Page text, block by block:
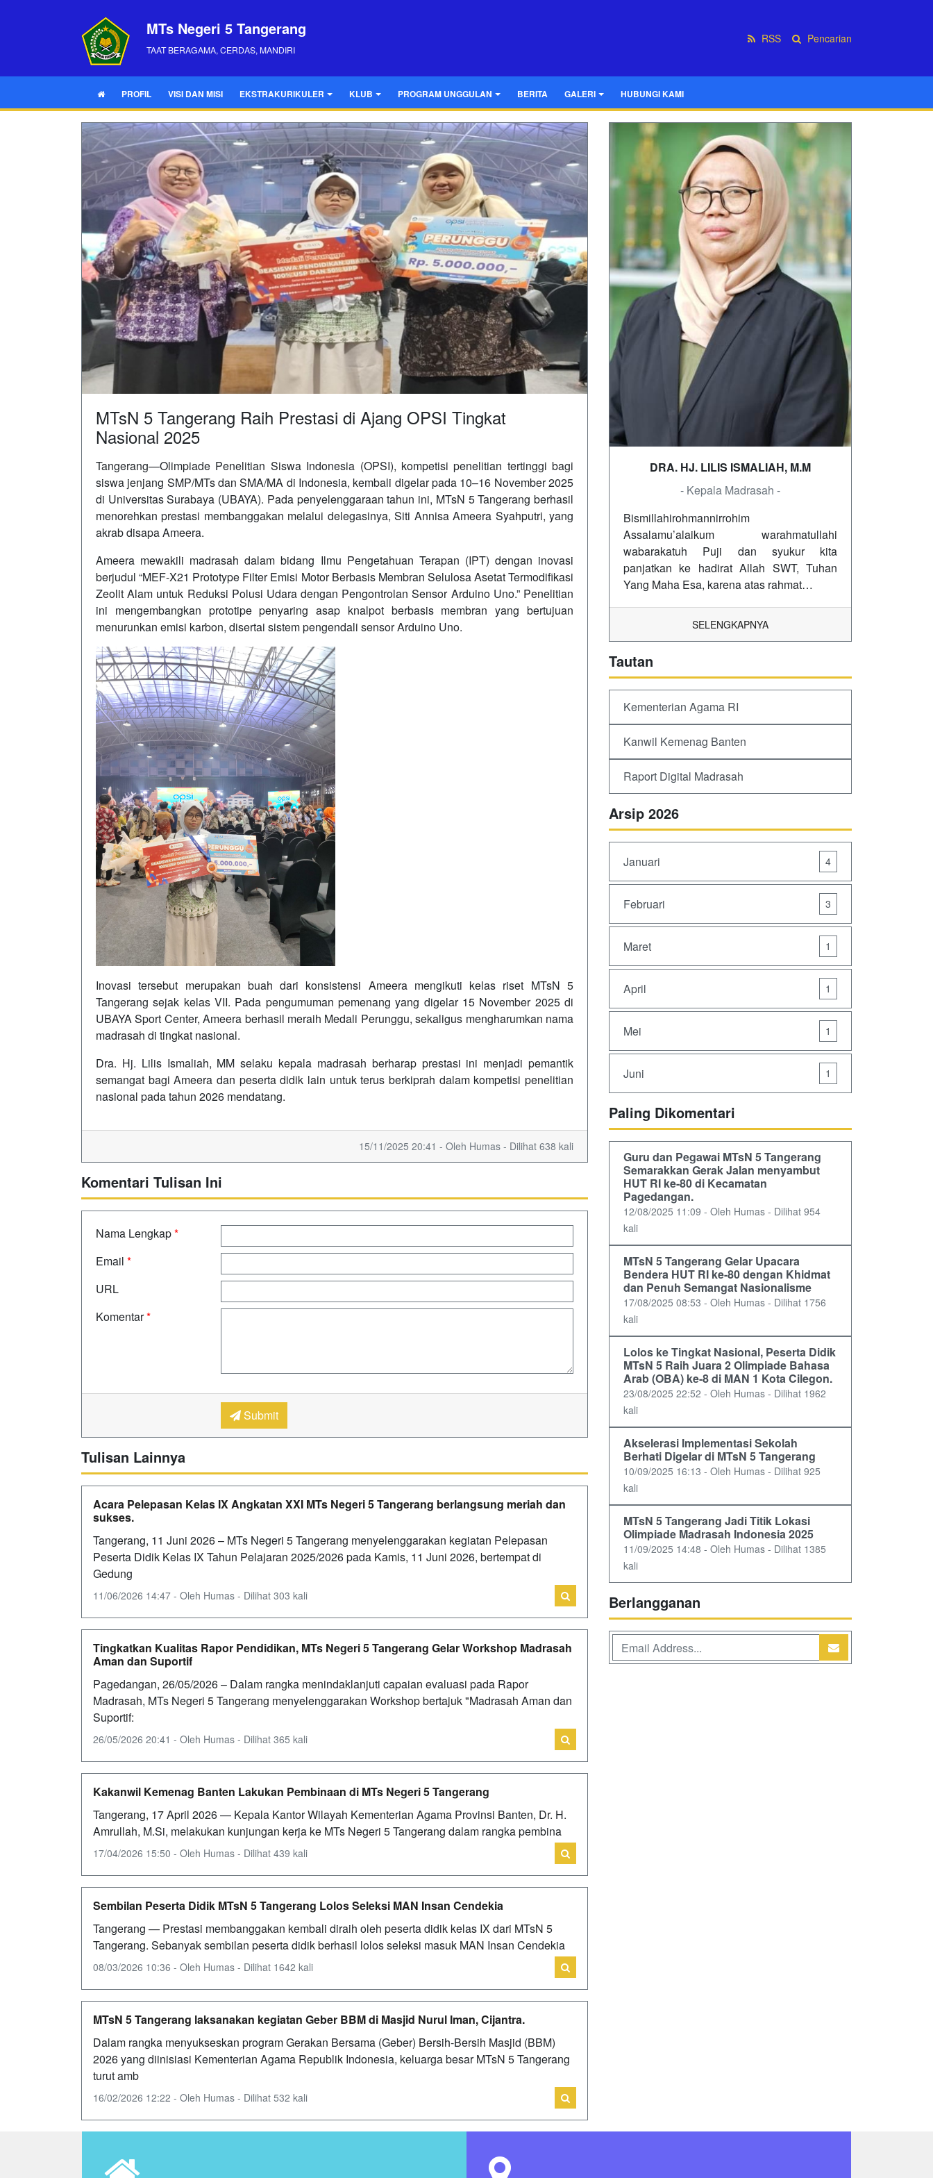
MTs Negeri 5 Tangerang
TAAT BERAGAMA, CERDAS, MANDIRI
RSS Pencarian
PROFIL VISI DAN MISI EKSTRAKURIKULER KLUB PROGRAM UNGGULAN BERITA GALERI HUBUNGI KAMI
MTsN 5 Tangerang Raih Prestasi di Ajang OPSI Tingkat
Nasional 2025
Tangerang—Olimpiade Penelitian Siswa Indonesia (OPSI), kompetisi penelitian tertinggi bagi
siswa jenjang SMP/MTs dan SMA/MA di Indonesia, kembali digelar pada 10–16 November 2025
di Universitas Surabaya (UBAYA). Pada penyelenggaraan tahun ini, MTsN 5 Tangerang berhasil
menorehkan prestasi membanggakan melalui delegasinya, Siti Annisa Ameera Syahputri, yang
akrab disapa Ameera.
Ameera mewakili madrasah dalam bidang Ilmu Pengetahuan Terapan (IPT) dengan inovasi
berjudul “MEF-X21 Prototype Filter Emisi Motor Berbasis Membran Selulosa Asetat Termodifikasi
Zeolit Alam untuk Reduksi Polusi Udara dengan Pengontrolan Sensor Arduino Uno.” Penelitian
ini mengembangkan prototipe penyaring asap knalpot berbasis membran yang bertujuan
menurunkan emisi karbon, disertai sistem pengendali sensor Arduino Uno.
Inovasi tersebut merupakan buah dari konsistensi Ameera mengikuti kelas riset MTsN 5
Tangerang sejak kelas VII. Pada pengumuman pemenang yang digelar 15 November 2025 di
UBAYA Sport Center, Ameera berhasil meraih Medali Perunggu, sekaligus mengharumkan nama
madrasah di tingkat nasional.
Dra. Hj. Lilis Ismaliah, MM selaku kepala madrasah berharap prestasi ini menjadi pemantik
semangat bagi Ameera dan peserta didik lain untuk terus berkiprah dalam kompetisi penelitian
nasional pada tahun 2026 mendatang.
15/11/2025 20:41 - Oleh Humas - Dilihat 638 kali
Komentari Tulisan Ini
Nama Lengkap*
Email *
URL
Komentar*
Submit
Tulisan Lainnya
Acara Pelepasan Kelas IX Angkatan XXI MTs Negeri 5 Tangerang berlangsung meriah dan
sukses.
Tangerang, 11 Juni 2026 – MTs Negeri 5 Tangerang menyelenggarakan kegiatan Pelepasan
Peserta Didik Kelas IX Tahun Pelajaran 2025/2026 pada Kamis, 11 Juni 2026, bertempat di
Gedung
11/06/2026 14:47 - Oleh Humas - Dilihat 303 kali
Tingkatkan Kualitas Rapor Pendidikan, MTs Negeri 5 Tangerang Gelar Workshop Madrasah
Aman dan Suportif
Pagedangan, 26/05/2026 – Dalam rangka menindaklanjuti capaian evaluasi pada Rapor
Madrasah, MTs Negeri 5 Tangerang menyelenggarakan Workshop bertajuk "Madrasah Aman dan
Suportif:
26/05/2026 20:41 - Oleh Humas - Dilihat 365 kali
Kakanwil Kemenag Banten Lakukan Pembinaan di MTs Negeri 5 Tangerang
Tangerang, 17 April 2026 — Kepala Kantor Wilayah Kementerian Agama Provinsi Banten, Dr. H.
Amrullah, M.Si, melakukan kunjungan kerja ke MTs Negeri 5 Tangerang dalam rangka pembina
17/04/2026 15:50 - Oleh Humas - Dilihat 439 kali
Sembilan Peserta Didik MTsN 5 Tangerang Lolos Seleksi MAN Insan Cendekia
Tangerang — Prestasi membanggakan kembali diraih oleh peserta didik kelas IX dari MTsN 5
Tangerang. Sebanyak sembilan peserta didik berhasil lolos seleksi masuk MAN Insan Cendekia
08/03/2026 10:36 - Oleh Humas - Dilihat 1642 kali
MTsN 5 Tangerang laksanakan kegiatan Geber BBM di Masjid Nurul Iman, Cijantra.
Dalam rangka menyukseskan program Gerakan Bersama (Geber) Bersih-Bersih Masjid (BBM)
2026 yang diinisiasi Kementerian Agama Republik Indonesia, keluarga besar MTsN 5 Tangerang
turut amb
16/02/2026 12:22 - Oleh Humas - Dilihat 532 kali
DRA. HJ. LILIS ISMALIAH, M.M
- Kepala Madrasah -
Bismillahirohmannirrohim
Assalamu’alaikum warahmatullahi
wabarakatuh Puji dan syukur kita
panjatkan ke hadirat Allah SWT, Tuhan
Yang Maha Esa, karena atas rahmat…
SELENGKAPNYA
Tautan
Kementerian Agama RI
Kanwil Kemenag Banten
Raport Digital Madrasah
Arsip 2026
Januari 4
Februari 3
Maret 1
April 1
Mei 1
Juni 1
Paling Dikomentari
Guru dan Pegawai MTsN 5 Tangerang
Semarakkan Gerak Jalan menyambut
HUT RI ke-80 di Kecamatan
Pagedangan.
12/08/2025 11:09 - Oleh Humas - Dilihat 954
kali
MTsN 5 Tangerang Gelar Upacara
Bendera HUT RI ke-80 dengan Khidmat
dan Penuh Semangat Nasionalisme
17/08/2025 08:53 - Oleh Humas - Dilihat 1756
kali
Lolos ke Tingkat Nasional, Peserta Didik
MTsN 5 Raih Juara 2 Olimpiade Bahasa
Arab (OBA) ke-8 di MAN 1 Kota Cilegon.
23/08/2025 22:52 - Oleh Humas - Dilihat 1962
kali
Akselerasi Implementasi Sekolah
Berhati Digelar di MTsN 5 Tangerang
10/09/2025 16:13 - Oleh Humas - Dilihat 925
kali
MTsN 5 Tangerang Jadi Titik Lokasi
Olimpiade Madrasah Indonesia 2025
11/09/2025 14:48 - Oleh Humas - Dilihat 1385
kali
Berlangganan